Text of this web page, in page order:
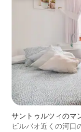
サントゥルツィのマ
ビルバオ近くの河口